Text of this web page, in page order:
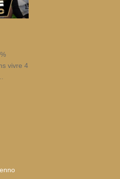
vivre 4